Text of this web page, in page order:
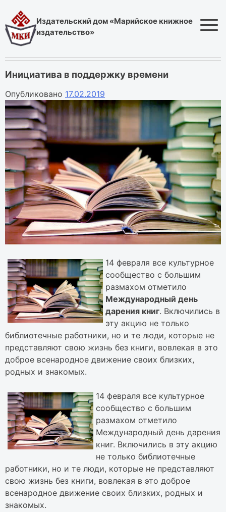
to
content
Издательский дом «Марийское книжное
издательство»
Инициатива в поддержку времени
Опубликовано 17.02.2019
14 февраля все культурное
сообщество с большим
размахом отметило
Международный день
дарения книг. Включились в
эту акцию не только
библиотечные работники, но и те люди, которые не
представляют свою жизнь без книги, вовлекая в это
доброе всенародное движение своих близких,
родных и знакомых.
14 февраля все культурное
сообщество с большим
размахом отметило
Международный день дарения
книг. Включились в эту акцию
не только библиотечные
работники, но и те люди, которые не представляют
свою жизнь без книги, вовлекая в это доброе
всенародное движение своих близких, родных и
знакомых.